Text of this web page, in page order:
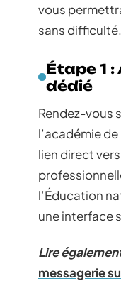
vous
sans difficulté.
Étape 1
dédié
Rendez-vous
l’académie
lien direct
l’Éducation
une interface
Lire
messagerie